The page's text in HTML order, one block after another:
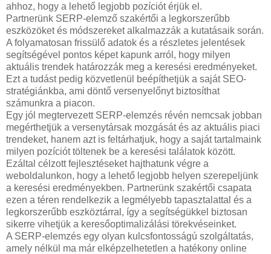
ahhoz, hogy a lehető legjobb pozíciót érjük el.
Partnerünk SERP-elemző szakértői a legkorszerűbb
eszközöket és módszereket alkalmazzák a kutatásaik során.
A folyamatosan frissülő adatok és a részletes jelentések
segítségével pontos képet kapunk arról, hogy milyen
aktuális trendek határozzák meg a keresési eredményeket.
Ezt a tudást pedig közvetlenül beépíthetjük a saját SEO-
stratégiánkba, ami döntő versenyelőnyt biztosíthat
számunkra a piacon.
Egy jól megtervezett SERP-elemzés révén nemcsak jobban
megérthetjük a versenytársak mozgását és az aktuális piaci
trendeket, hanem azt is feltárhatjuk, hogy a saját tartalmaink
milyen pozíciót töltenek be a keresési találatok között.
Ezáltal célzott fejlesztéseket hajthatunk végre a
weboldalunkon, hogy a lehető legjobb helyen szerepeljünk
a keresési eredményekben. Partnerünk szakértői csapata
ezen a téren rendelkezik a legmélyebb tapasztalattal és a
legkorszerűbb eszköztárral, így a segítségükkel biztosan
sikerre vihetjük a keresőoptimalizálási törekvéseinket.
A SERP-elemzés egy olyan kulcsfontosságú szolgáltatás,
amely nélkül ma már elképzelhetetlen a hatékony online